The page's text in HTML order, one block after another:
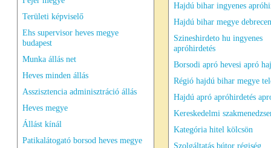
Területi képviselő
Ehs supervisor heves megye
budapest
Munka állás net
Heves minden állás
Asszisztencia adminisztráció állás
Heves megye
Állást kínál
Patikalátogató borsod heves megye
Hajdú bihar ingyenes
Hajdú bihar megye debrecen
Szineshirdeto hu ingyenes
apróhirdetés
Borsodi apró hevesi apró
Régió hajdú bihar megye
Hajdú apró apróhirdetés
Kereskedelmi
Kategória hitel kölcsön
Szolgáltatás bútor régiség